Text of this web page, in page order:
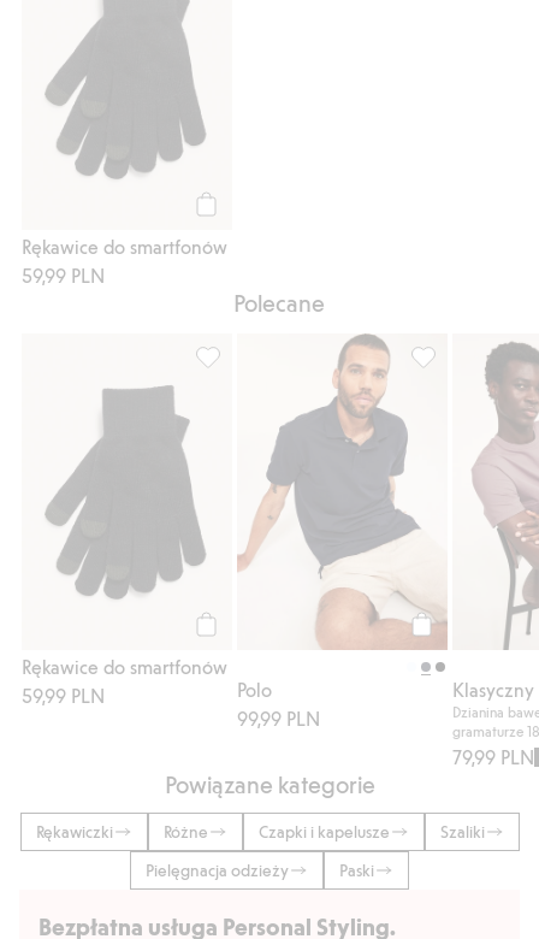
Rękawice do smartfonów
59,99 PLN
Polecane
Rękawice do smartfonów
59,99 PLN
Rękawice do smartfonów, Dodaj do listy
Kup
Polo
99,99 PLN
Polo, Dodaj
Dzianina
gramaturze
79,99 PLN
Powiązane kategorie
Rękawiczki Różne Czapki i kapelusze
Szaliki
Pielęgnacja odzieży
Paski
Bezpłatna usługa Personal Styling.